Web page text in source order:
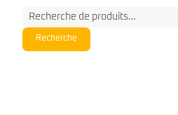
Recherche
pour :
Recherche